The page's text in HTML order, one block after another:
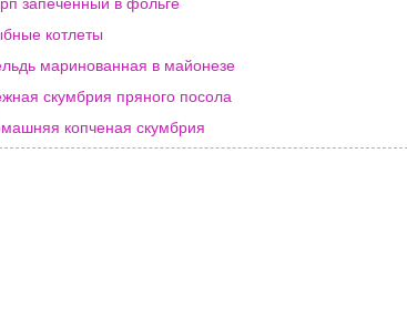
котлеты
маринованная в майонезе
скумбрия пряного посола
копченая скумбрия